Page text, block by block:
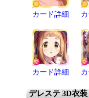
カード詳細
カード詳細
デレステ 3D衣装